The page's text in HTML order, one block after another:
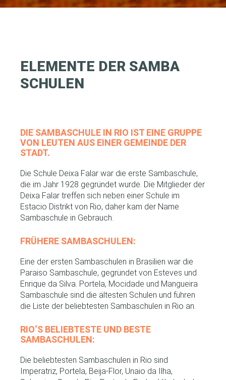
ELEMENTE DER SAMBA
SCHULEN
DIE SAMBASCHULE IN RIO IST EINE GRUPPE
VON LEUTEN AUS EINER GEMEINDE DER
STADT.
Die Schule Deixa Falar war die erste Sambaschule,
die im Jahr 1928 gegründet wurde. Die Mitglieder der
Deixa Falar treffen sich neben einer Schule im
Estacio Distrikt von Rio, daher kam der Name
Sambaschule in Gebrauch.
FRÜHERE SAMBASCHULEN:
Eine der ersten Sambaschulen in Brasilien war die
Paraiso Sambaschule, gegründet von Esteves und
Enrique da Silva. Portela, Mocidade und Mangueira
Sambaschule sind die ältesten Schulen und führen
die Liste der beliebtesten Sambaschulen in Rio an.
RIO‘S BELIEBTESTE UND BESTE
SAMBASCHULEN:
Die beliebtesten Sambaschulen in Rio sind
Imperatriz, Portela, Beija-Flor, Unaio da Ilha,